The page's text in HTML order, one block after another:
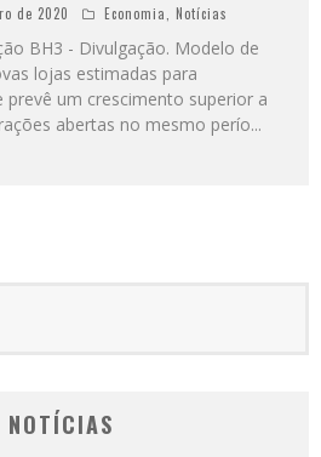
de 2020 Economia, Notícias
BH3 - Divulgação. Modelo de
lojas estimadas para
prevê um crescimento superior a
abertas no mesmo perío...
NOTÍCIAS